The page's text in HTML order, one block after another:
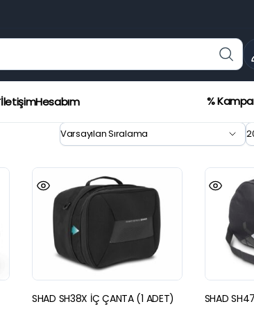
İletişimHesabım %
24%
SHAD SH38X İÇ ÇANTA (1 ADET) SHAD